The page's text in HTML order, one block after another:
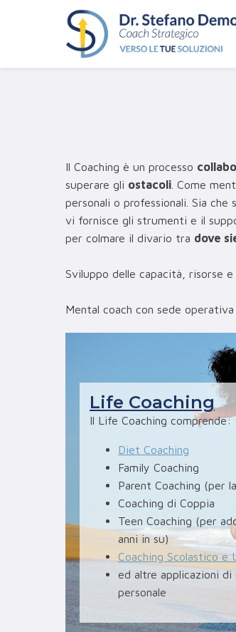
Il Coaching è un processo
superare gli ostacoli . Come
personali o professionali. Sia
vi fornisce gli strumenti e il
per colmare il divario tra dove
Sviluppo delle capacità, risorse
Mental coach con sede
Life Coaching
Il Life Coaching comprende:
Diet Coaching
Family Coaching
Parent Coaching (per
Coaching di Coppia
Teen Coaching (per
anni in su)
Coaching Scolastico e
ed altre applicazioni
personale